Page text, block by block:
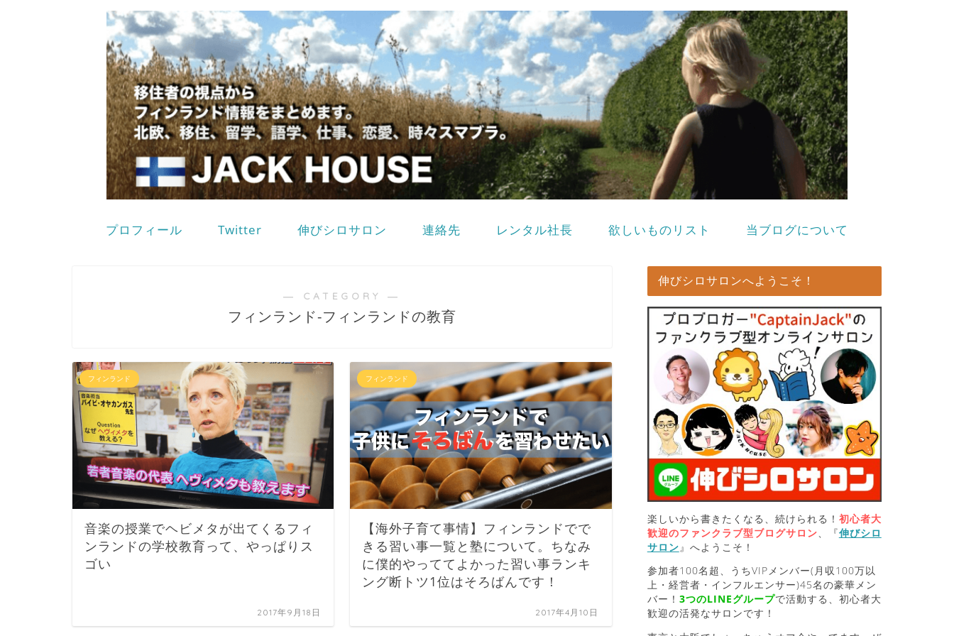
プロフィール Twitter 伸びシロサロン 連絡先 レンタル社長 欲しいものリスト 当ブログについて
― CATEGORY ―
フィンランド-フィンランドの教育
フィンランド
音楽の授業でヘビメタが出てくるフィ
ンランドの学校教育って、やっぱりス
ゴい
2017年9月18日
フィンランド
【海外子育て事情】フィンランドでで
きる習い事一覧と塾について。ちなみ
に僕的やっててよかった習い事ランキ
ング断トツ1位はそろばんです！
2017年4月10日
伸びシロサロンへようこそ！
楽しいから書きたくなる、続けられる！ 初心者大
歓迎のファンクラブ型ブログサロン 、『伸びシロ
サロン 』へようこそ！
参加者100名超、うちVIPメンバー(月収100万以
上・経営者・インフルエンサー)45名の豪華メン
バー！ 3つのLINEグループで活動する、初心者大
歓迎の活発なサロンです！